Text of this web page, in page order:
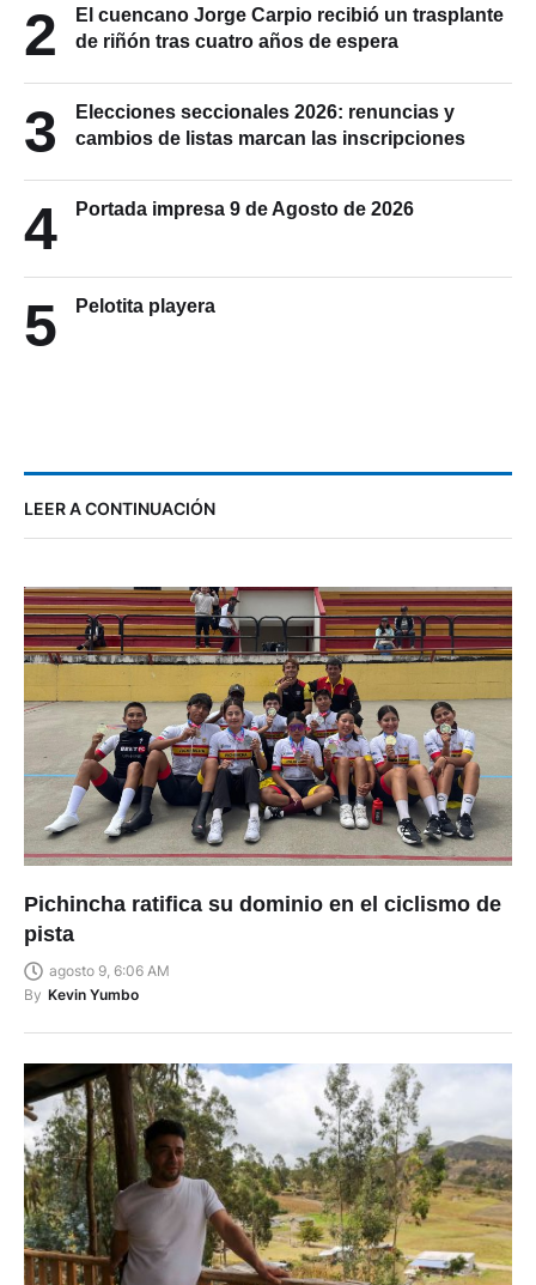
2
El cuencano Jorge Carpio recibió un trasplante
de riñón tras cuatro años de espera
3
Elecciones seccionales 2026: renuncias y
cambios de listas marcan las inscripciones
4 Portada impresa 9 de Agosto de 2026
5 Pelotita playera
LEER A CONTINUACIÓN
Pichincha ratifica su dominio en el ciclismo de
pista
agosto 9, 6:06 AM
By Kevin Yumbo